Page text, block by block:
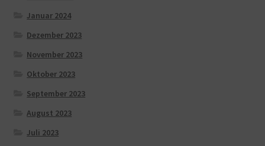
Januar 2024
Dezember 2023
November 2023
Oktober 2023
September 2023
August 2023
Juli 2023